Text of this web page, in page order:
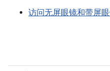
访问无屏眼镜和带屏